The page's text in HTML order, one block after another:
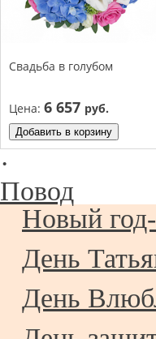
Свадьба в голубом
Цена: 6 657 руб.
Добавить в корзину
·
Повод
Новый
День
День